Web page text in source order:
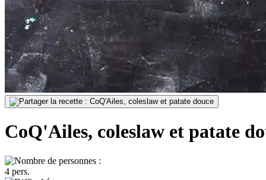
CoQ'Ailes, coleslaw et patate
4 pers.